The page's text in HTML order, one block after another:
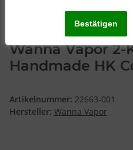
Wanna Vapor 2-
Handmade HK
Artikelnummer: 22663-001
Hersteller: Wanna Vapor